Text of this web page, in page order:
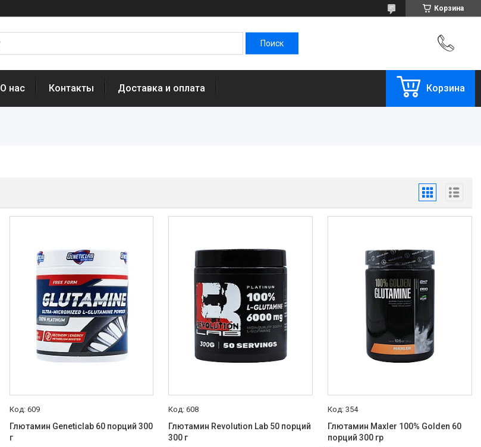
Корзина
О нас Контакты Доставка и оплата Корзина
609
Глютамин Geneticlab 60 порций 300
г
608
Глютамин Revolution Lab 50 порций
300 г
354
Глютамин Maxler 100% Golden 60
порций 300 гр